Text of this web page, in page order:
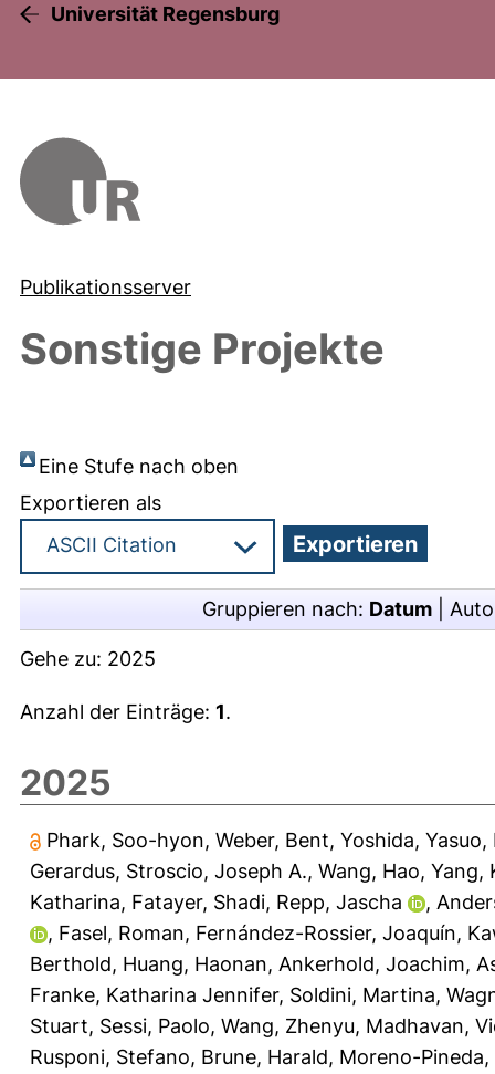
Universität Regensburg
Publikationsserver
Sonstige Projekte
Eine Stufe nach oben
Exportieren als
Gruppieren nach: Datum
Gehe zu: 2025
Anzahl der Einträge: 1.
2025
Phark, Soo-hyon, Weber, Bent, Yoshida, Yasuo,
Gerardus, Stroscio, Joseph A., Wang, Hao, Yang,
Katharina, Fatayer, Shadi, Repp, Jascha ,
, Fasel, Roman, Fernández-Rossier, Joaquín,
Berthold, Huang, Haonan, Ankerhold, Joachim,
Franke, Katharina Jennifer, Soldini, Martina,
Stuart, Sessi, Paolo, Wang, Zhenyu, Madhavan,
Rusponi, Stefano, Brune, Harald, Moreno-Pineda,